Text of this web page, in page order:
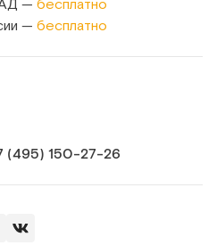
— бесплатно
— бесплатно
(495) 150‑27‑26